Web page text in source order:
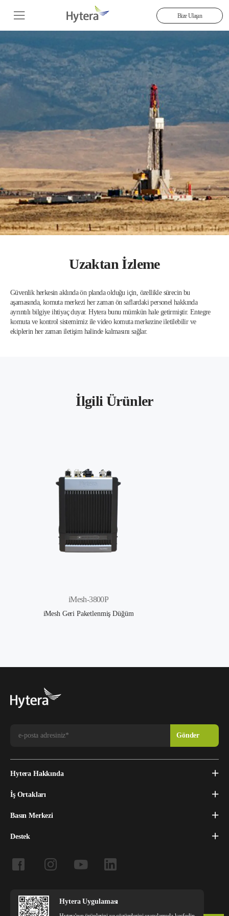
Bize Ulaşın
Uzaktan İzleme
Güvenlik herkesin aklında ön planda olduğu için, özellikle sürecin bu
aşamasında, komuta merkezi her zaman ön saflardaki personel hakkında
ayrıntılı bilgiye ihtiyaç duyar. Hytera bunu mümkün hale getirmiştir. Entegre
komuta ve kontrol sistemimiz ile video komuta merkezine iletilebilir ve
ekiplerin her zaman iletişim halinde kalmasını sağlar.
İlgili Ürünler
iMesh-3800P
iMesh Geri Paketlenmiş Düğüm
Hytera Hakkında
İş Ortakları
Basın Merkezi
Destek
Hytera Uygulaması